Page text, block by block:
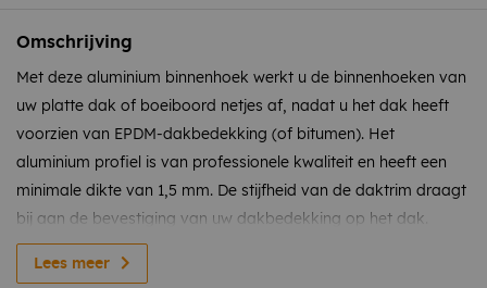
Omschrijving
Met deze aluminium binnenhoek werkt u de binnenhoeken van
uw platte dak of boeiboord netjes af, nadat u het dak heeft
voorzien van EPDM-dakbedekking (of bitumen). Het
aluminium profiel is van professionele kwaliteit en heeft een
minimale dikte van 1,5 mm. De stijfheid van de daktrim draagt
bij aan de bevestiging van uw dakbedekking op het dak.
De binnenhoek monteert u met vier daktrimschroeven met
Lees meer